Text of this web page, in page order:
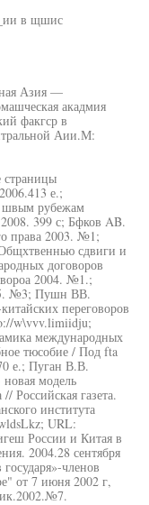
в щшис
Азия —
акадмия
факгср в
Аии.М:
е.;
швым рубежам
399 с; Бфков AB.
права 2003. №1;
сдвиги и
договоров
2004. №1.;
№3; Пушн ВВ.
переговоров
w\vvv.limiidju;
международных
тюсобие / Под fta
е.; Пуган В.В.
модель
Российская газета.
института
URL:
России и Китая в
2004.28 сентября
членов
от 7 июня 2002 г,